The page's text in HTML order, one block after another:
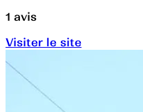
1 avis
Visiter le site